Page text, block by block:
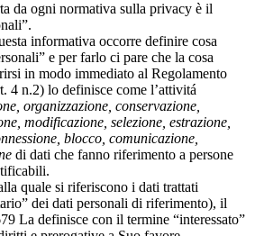
da ogni normativa sulla privacy è il
informativa occorre definire cosa
e per farlo ci pare che la cosa
in modo immediato al Regolamento
4 n.2) lo definisce come l’attivitá
organizzazione, conservazione,
modificazione, selezione, estrazione,
blocco, comunicazione,
di dati che fanno riferimento a persone
quale si riferiscono i dati trattati
dei dati personali di riferimento), il
La definisce con il termine “interessato”